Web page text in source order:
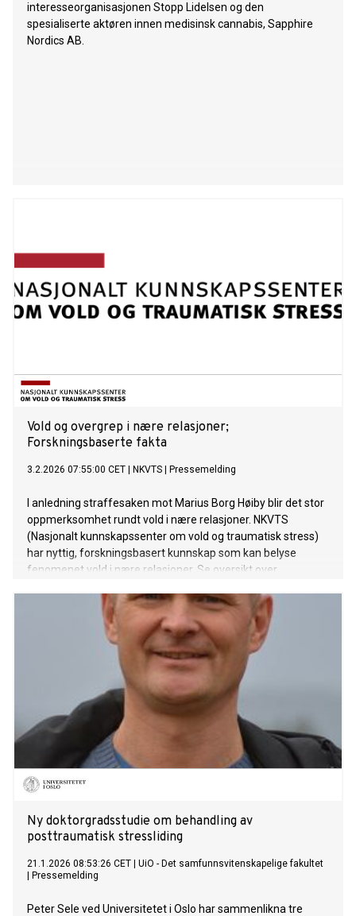
interesseorganisasjonen Stopp Lidelsen og den
spesialiserte aktøren innen medisinsk cannabis, Sapphire
Nordics AB.
Vold og overgrep i nære relasjoner;
Forskningsbaserte fakta
3.2.2026 07:55:00 CET NKVTS Pressemelding
I anledning straffesaken mot Marius Borg Høiby blir det stor
oppmerksomhet rundt vold i nære relasjoner. NKVTS
(Nasjonalt kunnskapssenter om vold og traumatisk stress)
har nyttig, forskningsbasert kunnskap som kan belyse
fenomenet vold i nære relasjoner. Se oversikt over
om vold i nære relasjoner, kan virke aktiverende for mange
utsatte, og flere kan få behov for å søke hjelp for egen
situasjon. Info om hva utsatte kan trenge, og liste over
hjelpetjenester ligger også i denne saken.
Ny doktorgradsstudie om behandling av
posttraumatisk stressliding
21.1.2026 08:53:26 CET
UiO - Det samfunnsvitenskapelige fakultet
Pressemelding
Peter Sele ved Universitetet i Oslo har sammenlikna tre